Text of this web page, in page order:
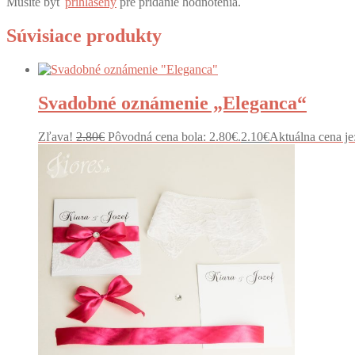
Súvisiace produkty
Svadobné oznámenie „Eleganca“
Zľava! 2.80€ Pôvodná cena bola: 2.80€.2.10€Aktuálna cena